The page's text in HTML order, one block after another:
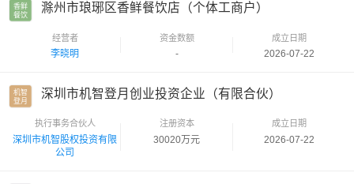
香鲜
餐饮
滁州市琅琊区香鲜餐饮店（个体工商户）
经营者
李晓明
资金数额
-
成立日期
2026-07-22
机智
登月
深圳市机智登月创业投资企业（有限合伙）
执行事务合伙人
深圳市机智股权投资有限
公司
注册资本
30020万元
成立日期
2026-07-22